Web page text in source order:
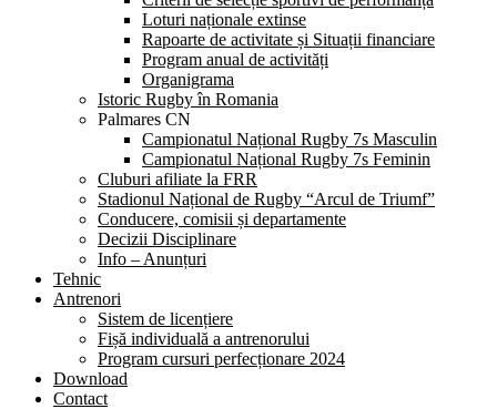
Loturi naționale extinse
Rapoarte de activitate și Situații financiare
Program anual de activități
Organigrama
Istoric Rugby în Romania
Palmares CN
Campionatul Național Rugby 7s Masculin
Campionatul Național Rugby 7s Feminin
Cluburi afiliate la FRR
Stadionul Național de Rugby “Arcul de Triumf”
Conducere, comisii și departamente
Decizii Disciplinare
Info – Anunțuri
Tehnic
Antrenori
Sistem de licențiere
Fișă individuală a antrenorului
Program cursuri perfecționare 2024
Download
Contact